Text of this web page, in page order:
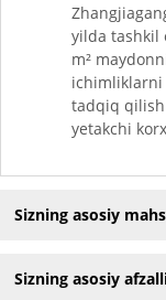
yilda tashkil
m²
ichimliklarni
tadqiq
yetakchi
Sizning asosiy
Sizning asosiy